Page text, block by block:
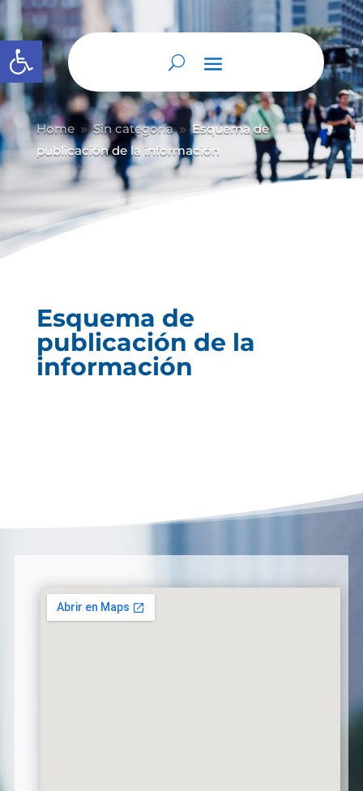
Abrir barra de herramientas
Home 9 Sin categoría 9 Esquema de
publicación de la información
Esquema de
publicación de la
información